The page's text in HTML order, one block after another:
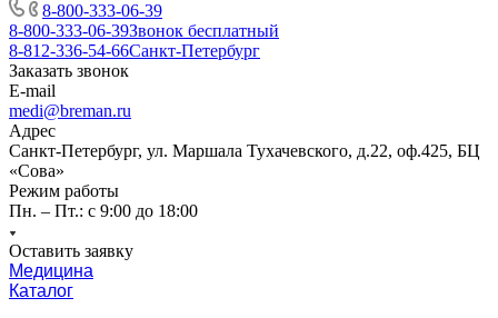
8-800-333-06-39
8-800-333-06-39Звонок бесплатный
8-812-336-54-66Санкт-Петербург
Заказать звонок
E-mail
medi@breman.ru
Адрес
Санкт-Петербург, ул. Маршала Тухачевского, д.22, оф.425, БЦ
«Сова»
Режим работы
Пн. – Пт.: с 9:00 до 18:00
Оставить заявку
Медицина
Каталог